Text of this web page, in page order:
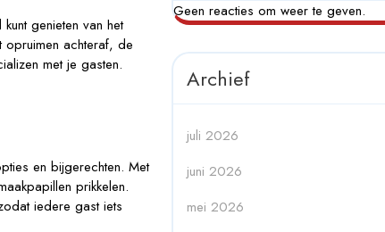
genieten van het
opruimen achteraf, de
met je gasten.
en bijgerechten. Met
prikkelen.
iedere gast iets
Geen reacties om weer te geven.
Archief
juli 2026
juni 2026
mei 2026